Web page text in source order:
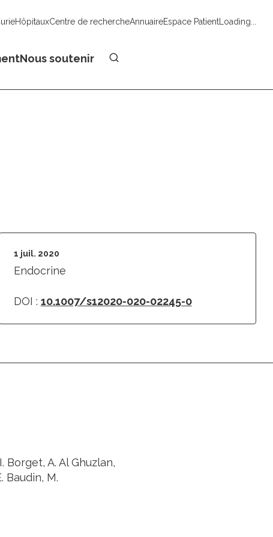
HôpitauxCentre de rechercheAnnuaireEspace PatientLoading...
Nous soutenir
1 juil. 2020
Endocrine
DOI : 10.1007/s12020-020-02245-0
Borget, A. Al Ghuzlan,
Baudin, M.